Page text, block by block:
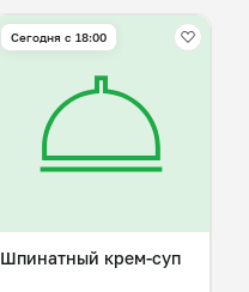
Сегодня с 18:00
Шпинатный крем-суп